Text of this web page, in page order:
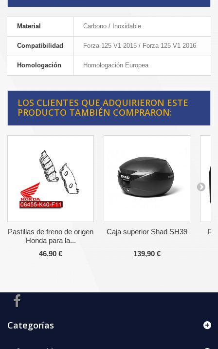
Material Carbono / Inoxidable
Compatibilidad Forza 125 V1 2015 / Forza 125 V1 2016
Homologación Homologación Europea
LOS CLIENTES QUE ADQUIRIERON ESTE
PRODUCTO TAMBIÉN COMPRARON:
Pastillas de freno de origen
Honda para la...
46,90 €
Caja superior Shad SH39
139,90 €
Categorías